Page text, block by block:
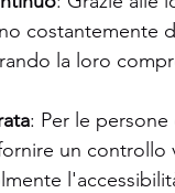
costantemente
la loro
: Per le
un controllo